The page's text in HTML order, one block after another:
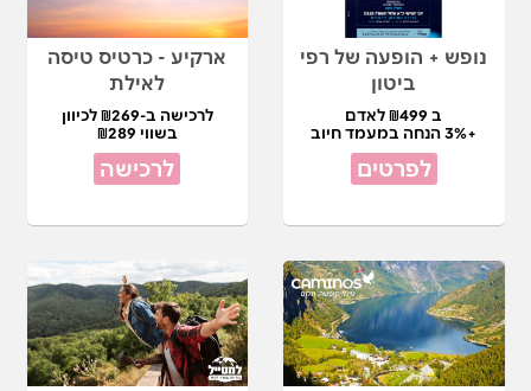
נופש + הופעה של רפי
ביטון
ב ₪499 לאדם
+3% הנחה במעמד חיוב
לפרטים
ארקיע - כרטיס טיסה
לאילת
לרכישה ב-₪269 לכיוון
בשווי ₪289
לרכישה